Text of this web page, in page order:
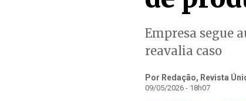
Empresa segue
reavalia caso
Por Redação, Revista
09/05/2026 - 18h07